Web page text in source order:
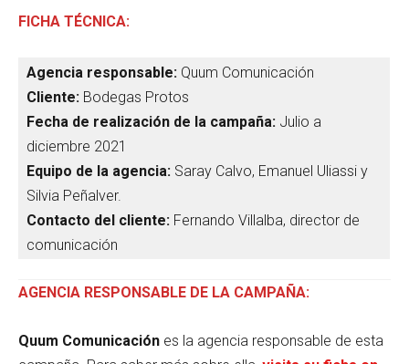
FICHA TÉCNICA:
Agencia responsable: Quum Comunicación
Cliente: Bodegas Protos
Fecha de realización de la campaña: Julio a
diciembre 2021
Equipo de la agencia: Saray Calvo, Emanuel Uliassi y
Silvia Peñalver.
Contacto del cliente: Fernando Villalba, director de
comunicación
AGENCIA RESPONSABLE DE LA CAMPAÑA:
Quum Comunicación es la agencia responsable de esta